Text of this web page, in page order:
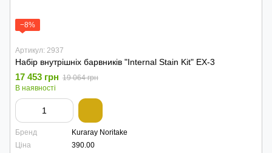
−8%
Артикул: 2937
Набір внутрішніх барвників "Internal Stain Kit" EX-3
17 453 грн 19 064 грн
В наявності
Бренд
Kuraray Noritake
Ціна
390.00